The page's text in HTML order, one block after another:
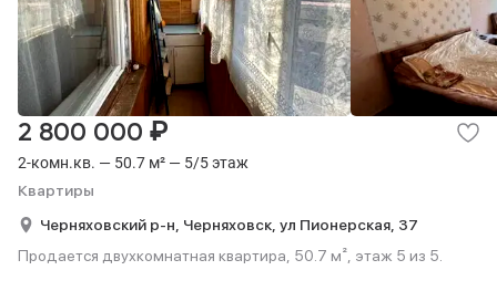
2-комн.кв. — 50.7 м² — 5/5 этаж
Квартиры
2 800 000 ₽
Черняховский р-н, Черняховск, ул Пионерская, 37
Продается двухкомнатная квартира, 50.7 м², этаж 5 из 5.